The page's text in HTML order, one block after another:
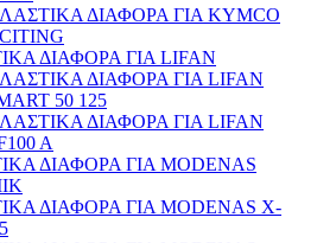
ΔΙΑΦΟΡΑ ΓΙΑ KYMCO
ΔΙΑΦΟΡΑ ΓΙΑ LIFAN
ΔΙΑΦΟΡΑ ΓΙΑ LIFAN
50 125
ΔΙΑΦΟΡΑ ΓΙΑ LIFAN
A
ΔΙΑΦΟΡΑ ΓΙΑ MODENAS
ΔΙΑΦΟΡΑ ΓΙΑ MODENAS X-